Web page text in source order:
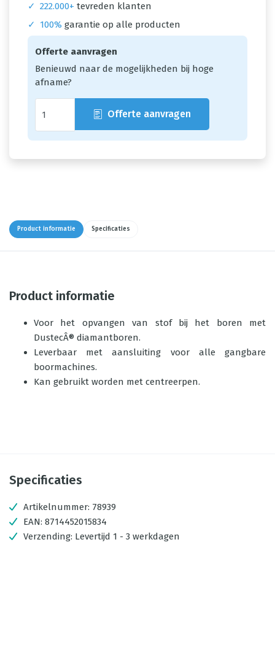
✓ 222.000+ tevreden klanten
✓
100% garantie op alle producten
Offerte aanvragen
Benieuwd naar de mogelijkheden bij hoge
afname?
Offerte aanvragen
Product informatie Specificaties
Product informatie
Voor het opvangen van stof bij het boren met
DustecÂ® diamantboren.
Leverbaar met aansluiting voor alle gangbare
boormachines.
Kan gebruikt worden met centreerpen.
Specificaties
Artikelnummer: 78939
EAN: 8714452015834
Verzending: Levertijd 1 - 3 werkdagen